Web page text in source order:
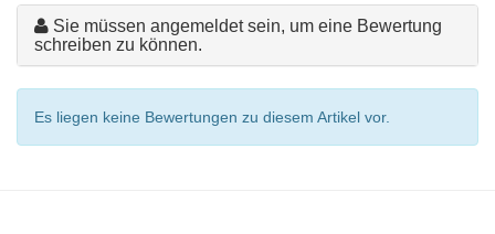
Sie müssen angemeldet sein, um eine Bewertung
schreiben zu können.
Es liegen keine Bewertungen zu diesem Artikel vor.